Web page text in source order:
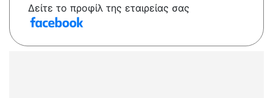
Δείτε το προφίλ της εταιρείας σας